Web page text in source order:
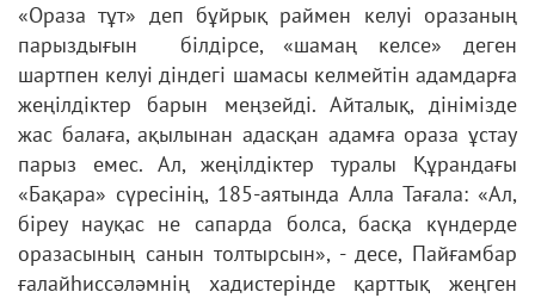
«Ораза тұт» деп бұйрық раймен келуі оразаның
парыздығын білдірсе, «шамаң келсе» деген
шартпен келуі діндегі шамасы келмейтін адамдарға
жеңілдіктер барын меңзейді. Айталық, дінімізде
жас балаға, ақылынан адасқан адамға ораза ұстау
парыз емес. Ал, жеңілдіктер туралы Құрандағы
«Бақара» сүресінің, 185-аятында Алла Тағала: «Ал,
біреу науқас не сапарда болса, басқа күндерде
оразасының санын толтырсын», - десе, Пайғамбар
ғалайһиссәләмнің хадистерінде қарттық жеңген